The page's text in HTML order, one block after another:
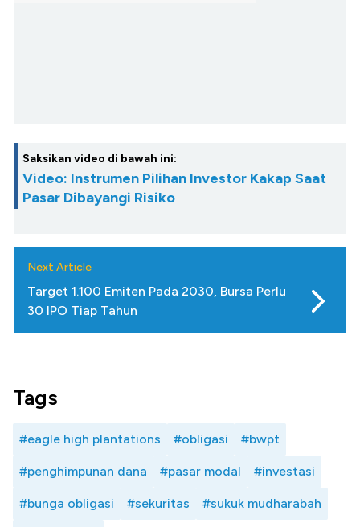
Saksikan video di bawah ini:
Video: Instrumen Pilihan Investor Kakap Saat
Pasar Dibayangi Risiko
Next Article
Target 1.100 Emiten Pada 2030, Bursa Perlu
30 IPO Tiap Tahun
Tags
#eagle high plantations #obligasi #bwpt
#penghimpunan dana #pasar modal #investasi
#bunga obligasi #sekuritas #sukuk mudharabah